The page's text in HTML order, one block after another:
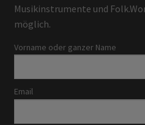
Musikinstrumente und
möglich.
Vorname oder ganzer Name
Email